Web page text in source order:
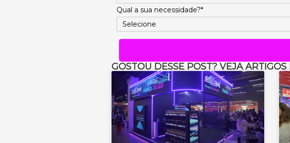
Qual a sua necessidade?*
GOSTOU DESSE POST? VEJA